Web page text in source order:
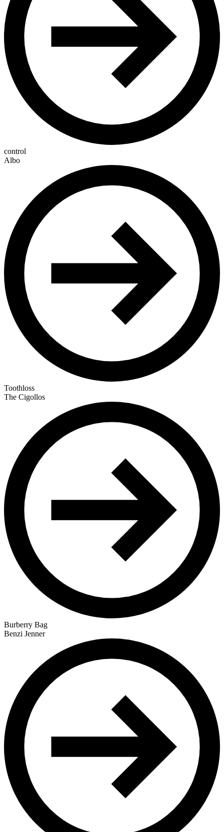
control
Albo
Toothloss
The Cigollos
Burberry Bag
Benzi Jenner